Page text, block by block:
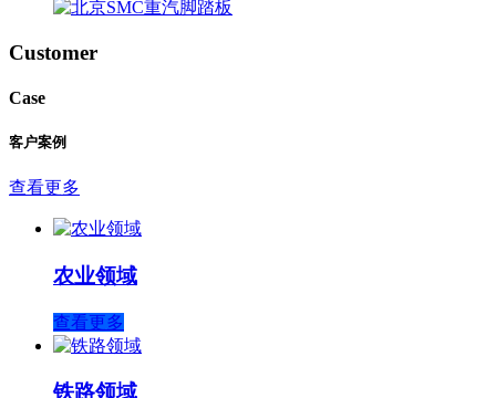
Customer
Case
客户案例
查看更多
农业领域
查看更多
铁路领域